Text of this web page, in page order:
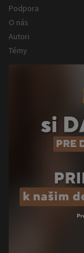
Podpora
O nás
Autori
Témy